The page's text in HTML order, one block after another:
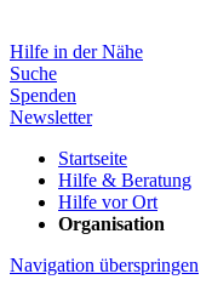
Hilfe in der Nähe
Suche
Spenden
Newsletter
Startseite
Hilfe & Beratung
Hilfe vor Ort
Organisation
Navigation überspringen